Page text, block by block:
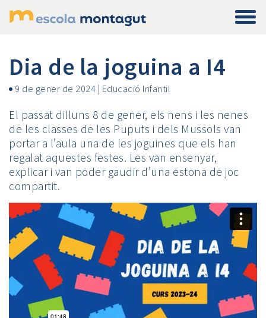
Dia de la joguina a I4
9 de gener de 2024 | Educació Infantil
El passat dilluns 8 de gener, els nens i les nenes
de les classes de les Puputs i dels Mussols van
portar a l’aula una de les joguines que els han
regalat aquestes festes. Les van ensenyar,
explicar i van poder gaudir d’una estona de joc
compartit.